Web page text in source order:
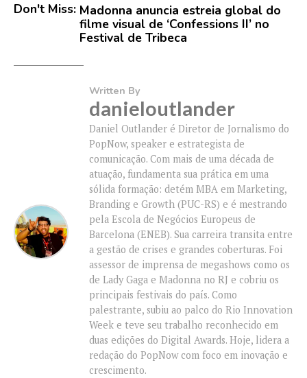
Don't Miss: Madonna anuncia estreia global do
filme visual de ‘Confessions II’ no
Festival de Tribeca
Written By
danieloutlander
Daniel Outlander é Diretor de Jornalismo do
PopNow, speaker e estrategista de
comunicação. Com mais de uma década de
atuação, fundamenta sua prática em uma
sólida formação: detém MBA em Marketing,
Branding e Growth (PUC-RS) e é mestrando
pela Escola de Negócios Europeus de
Barcelona (ENEB). Sua carreira transita entre
a gestão de crises e grandes coberturas. Foi
assessor de imprensa de megashows como os
de Lady Gaga e Madonna no RJ e cobriu os
principais festivais do país. Como
palestrante, subiu ao palco do Rio Innovation
Week e teve seu trabalho reconhecido em
duas edições do Digital Awards. Hoje, lidera a
redação do PopNow com foco em inovação e
crescimento.